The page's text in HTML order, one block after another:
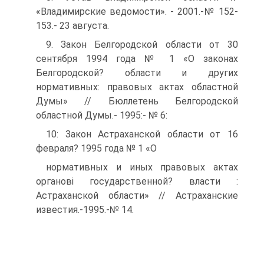
«Владимирские ведомости». - 2001.-№ 152-
153.- 23 августа.
9. Закон Белгородской области от 30
сентября 1994 года № 1 «О законах
Белгородской? области и других
нормативных: правовых актах областной
Думы» // Бюллетень Белгородской
областной Думы.- 1995:- № 6:
10: Закон Астраханской области от 16
февраля? 1995 года № 1 «О
нормативных и иных правовых актах
органові государственной? власти :
Астраханской области» // Астраханские
известия.-1995.-№ 14.